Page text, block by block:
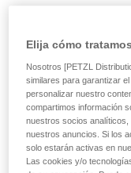
Elija cómo
Nosotros [PETZL
similares para garantizar
personalizar nuestro
compartimos información
nuestros socios
nuestros anuncios. Si los
solo estarán activas en
Las cookies y/o